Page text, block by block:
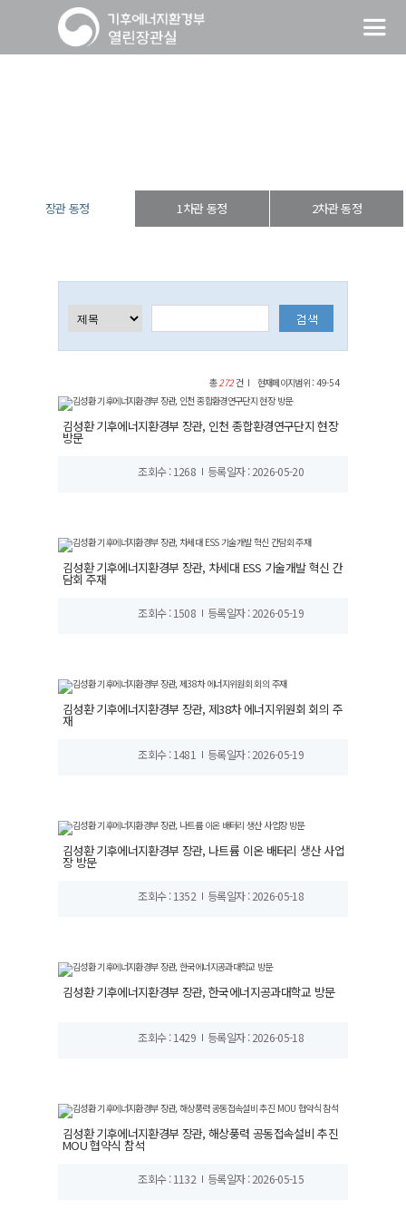
장관 동정 1차관 동정 2차관 동정
총272건 현재페이지범위 : 49-54
김성환 기후에너지환경부 장관, 인천 종합환경연구단지 현장
방문
조회수 : 1268 등록일자 : 2026-05-20
김성환 기후에너지환경부 장관, 차세대 ESS 기술개발 혁신 간
담회 주재
조회수 : 1508 등록일자 : 2026-05-19
김성환 기후에너지환경부 장관, 제38차 에너지위원회 회의 주
재
조회수 : 1481 등록일자 : 2026-05-19
김성환 기후에너지환경부 장관, 나트륨 이온 배터리 생산 사업
장 방문
조회수 : 1352 등록일자 : 2026-05-18
김성환 기후에너지환경부 장관, 한국에너지공과대학교 방문
조회수 : 1429 등록일자 : 2026-05-18
김성환 기후에너지환경부 장관, 해상풍력 공동접속설비 추진
MOU 협약식 참석
조회수 : 1132 등록일자 : 2026-05-15